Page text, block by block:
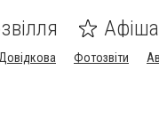
Афіша
Довідкова Фотозвіти